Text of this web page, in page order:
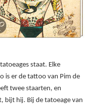
staat. Elke
is er de tattoo van Pim de
twee staarten, en
bijt hij. Bij de tatoeage van